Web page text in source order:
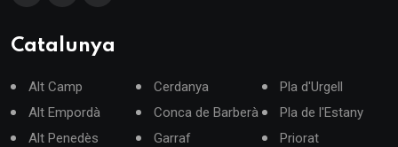
Catalunya
Alt Camp
Alt Empordà
Alt Penedès
Cerdanya
Conca de Barberà
Garraf
Pla d'Urgell
Pla de l'Estany
Priorat